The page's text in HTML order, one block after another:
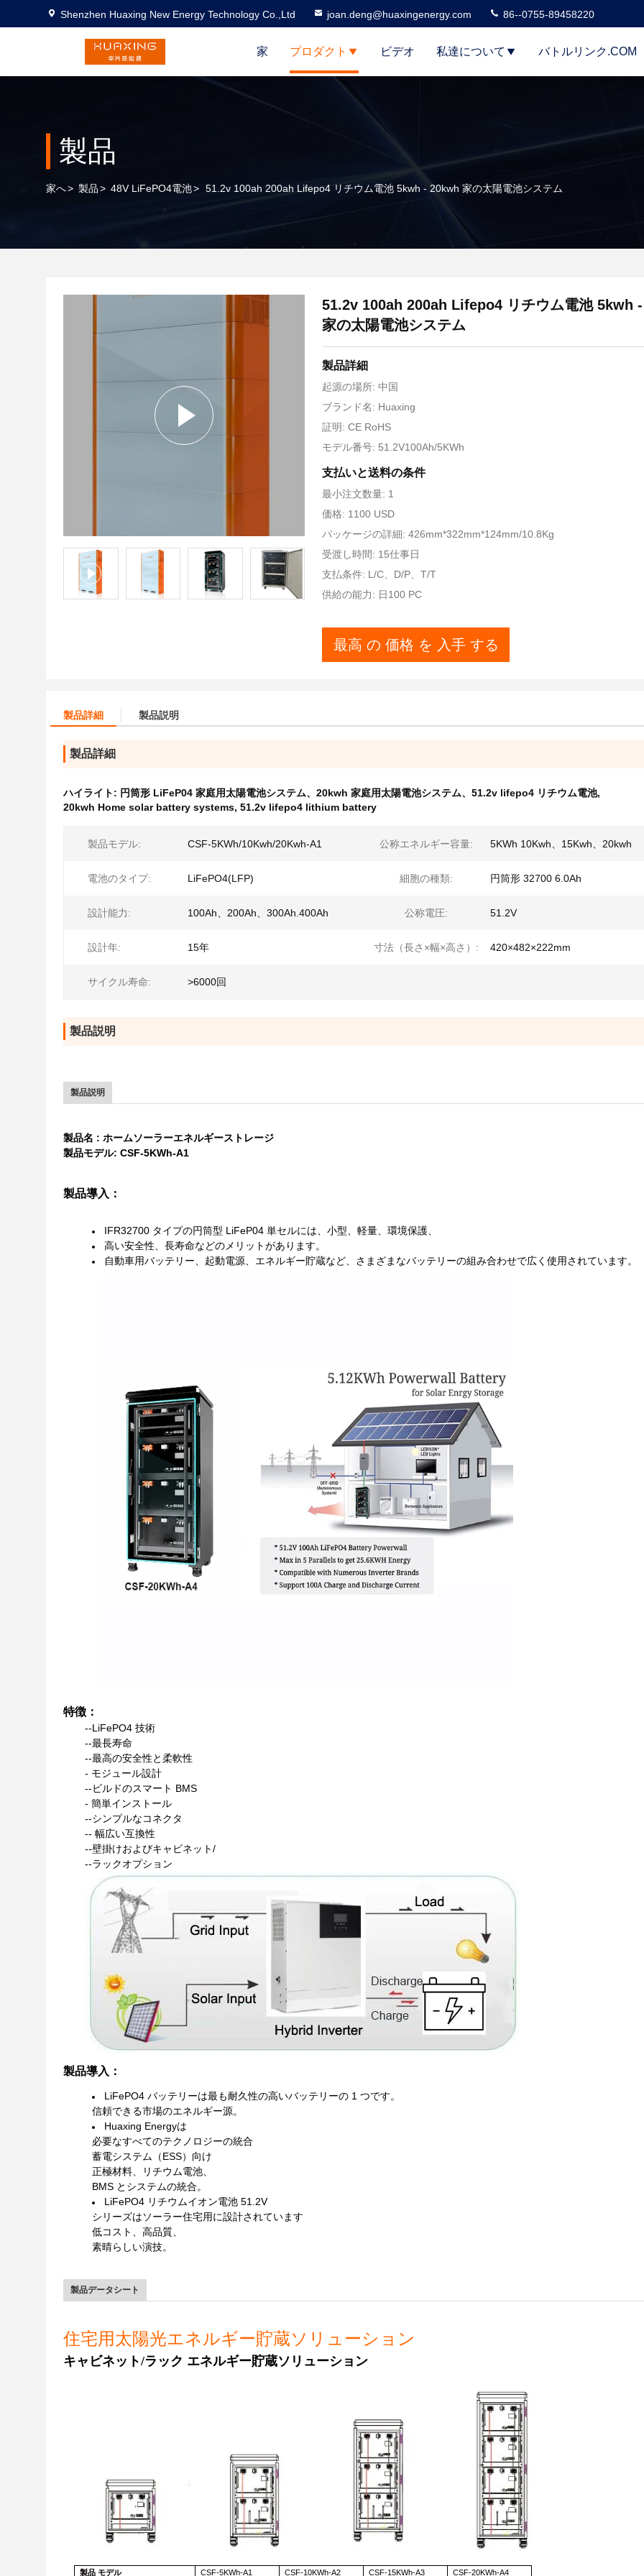
Shenzhen Huaxing New Energy Technology Co.,Ltd joan.deng@huaxingenergy.com 86--0755-89458220
家 プロダクト ビデオ 私達について バトルリンク.COM
製品
家へ> 製品> 48V LiFePO4電池> 51.2v 100ah 200ah Lifepo4 リチウム電池 5kwh - 20kwh 家の太陽電池システム
51.2v 100ah 200ah Lifepo4 リチウム電池 5kwh
家の太陽電池システム
製品詳細
起源の場所: 中国
ブランド名: Huaxing
証明: CE RoHS
モデル番号: 51.2V100Ah/5KWh
支払いと送料の条件
最小注文数量: 1
価格: 1100 USD
パッケージの詳細: 426mm*322mm*124mm/10.8Kg
受渡し時間: 15仕事日
支払条件: L/C、D/P、T/T
供給の能力: 日100 PC
最高 の 価格 を 入手 する
製品詳細 製品説明
製品詳細
ハイライト: 円筒形 LiFeP04 家庭用太陽電池システム、20kwh 家庭用太陽電池システム、51.2v lifepo4 リチウム電池,
20kwh Home solar battery systems, 51.2v lifepo4 lithium battery
製品モデル: CSF-5KWh/10Kwh/20Kwh-A1 公称エネルギー容量: 5KWh 10Kwh、15Kwh、20kwh
電池のタイプ: LiFePO4(LFP) 細胞の種類: 円筒形 32700 6.0Ah
設計能力: 100Ah、200Ah、300Ah.400Ah 公称電圧: 51.2V
設計年: 15年 寸法（長さ×幅×高さ）: 420×482×222mm
サイクル寿命: >6000回
製品説明
製品説明
製品名 : ホームソーラーエネルギーストレージ
製品モデル: CSF-5KWh-A1
製品導入：
IFR32700 タイプの円筒型 LiFeP04 単セルには、小型、軽量、環境保護、
高い安全性、長寿命などのメリットがあります。
自動車用バッテリー、起動電源、エネルギー貯蔵など、さまざまなバッテリーの組み合わせで広く使用されています。
特徴：
--LiFePO4 技術
--最長寿命
--最高の安全性と柔軟性
- モジュール設計
--ビルドのスマート BMS
- 簡単インストール
--シンプルなコネクタ
-- 幅広い互換性
--壁掛けおよびキャビネット/
--ラックオプション
製品導入：
LiFePO4 バッテリーは最も耐久性の高いバッテリーの 1 つです。
信頼できる市場のエネルギー源。
Huaxing Energyは
必要なすべてのテクノロジーの統合
蓄電システム（ESS）向け
正極材料、リチウム電池、
BMS とシステムの統合。
LiFePO4 リチウムイオン電池 51.2V
シリーズはソーラー住宅用に設計されています
低コスト、高品質、
素晴らしい演技。
製品データシート
住宅用太陽光エネルギー貯蔵ソリューション
キャビネット/ラック エネルギー貯蔵ソリューション
製品 モデル CSF-5KWh-A1 CSF-10KWh-A2 CSF-15KWh-A3 CSF-20KWh-A4